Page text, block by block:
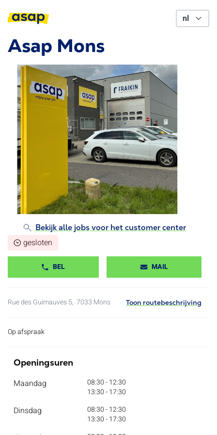
Asap Mons
Bekijk alle jobs voor het customer center
gesloten
BEL MAIL
Rue des Guimauves 5, 7033 Mons Toon routebeschrijving
Op afspraak
Openingsuren
Maandag
08:30 - 12:30
13:30 - 17:30
Dinsdag
08:30 - 12:30
13:30 - 17:30